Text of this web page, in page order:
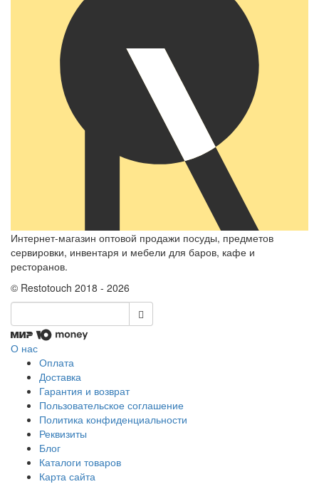
Интернет-магазин оптовой продажи посуды, предметов
сервировки, инвентаря и мебели для баров, кафе и
ресторанов.
© Restotouch 2018 - 2026
О нас
Оплата
Доставка
Гарантия и возврат
Пользовательское соглашение
Политика конфиденциальности
Реквизиты
Блог
Каталоги товаров
Карта сайта